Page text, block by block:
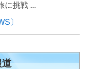
に挑戦 ...
〕
道